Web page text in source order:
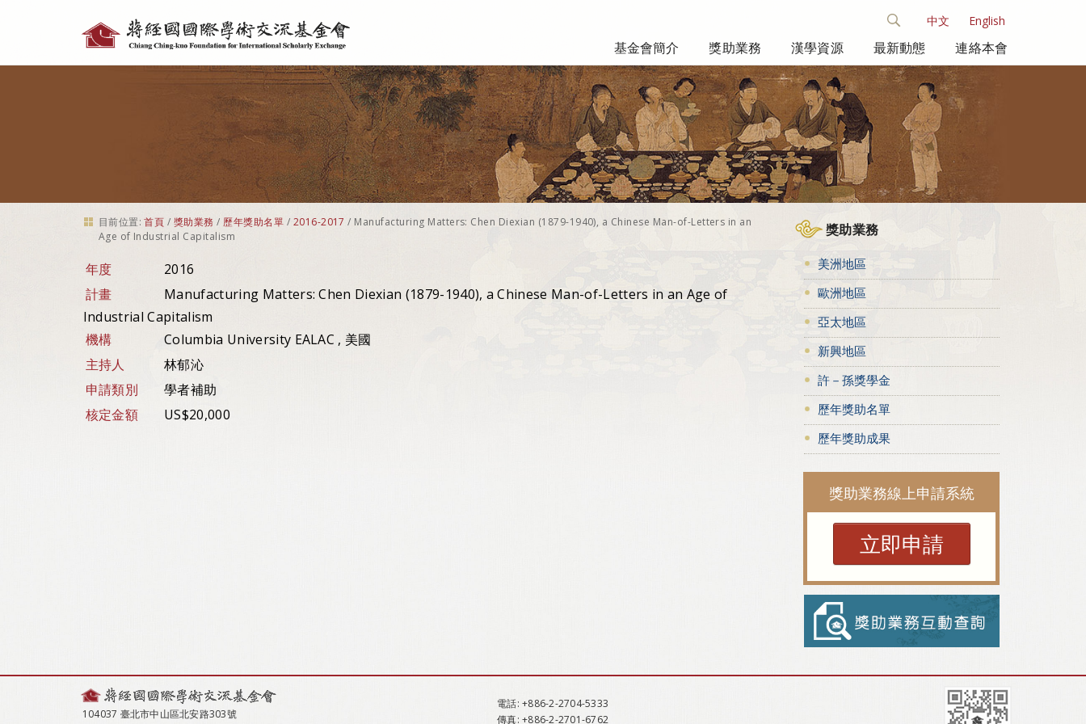
具
中文 English
基金會簡介 獎助業務 漢學資源 最新動態 連絡本會
目前位置: 首頁 / 獎助業務 / 歷年獎助名單 / 2016-2017 / Manufacturing Matters: Chen Diexian (1879-1940), a Chinese Man-of-Letters in an
Age of Industrial Capitalism
年度
2016
計畫
Manufacturing Matters: Chen Diexian (1879-1940), a Chinese Man-of-Letters in an Age of
Industrial Capitalism
機構
Columbia University EALAC , 美國
主持人
林郁沁
申請類別
學者補助
核定金額
US$20,000
獎助業務
美洲地區
歐洲地區
亞太地區
新興地區
許－孫獎學金
歷年獎助名單
歷年獎助成果
獎助業務線上申請系統
立即申請
104037 臺北市中山區北安路303號
電話: +886-2-2704-5333
傳真: +886-2-2701-6762